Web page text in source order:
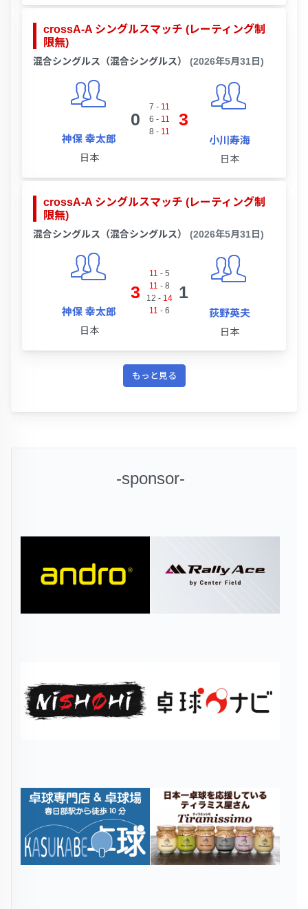
crossA-A シングルスマッチ (レーティング制
限無)
混合シングルス（混合シングルス） (2026年5月31日)
神保 幸太郎
日本
0
7 - 11
6 - 11
8 - 11
3
小川寿海
日本
crossA-A シングルスマッチ (レーティング制
限無)
混合シングルス（混合シングルス） (2026年5月31日)
神保 幸太郎
日本
3
11 - 5
11 - 8
12 - 14
11 - 6
1
荻野英夫
日本
もっと見る
-sponsor-